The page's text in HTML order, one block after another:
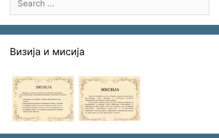
for:
Визија и мисија